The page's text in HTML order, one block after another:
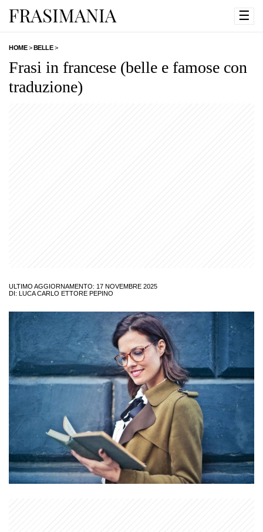
☰
HOME>BELLE>
Frasi in francese (belle e famose con
traduzione)
ULTIMO AGGIORNAMENTO: 17 NOVEMBRE 2025
DI: LUCA CARLO ETTORE PEPINO